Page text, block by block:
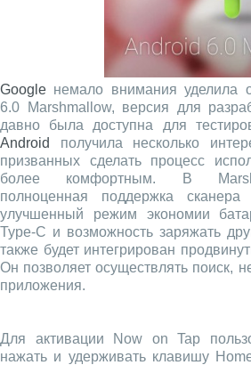
Google немало внимания уделила
6.0 Marshmallow, версия для
давно была доступна для
Android
получила несколько
призванных сделать процесс
более комфортным. В
полноценная поддержка сканера
улучшенный режим экономии
Type-C и возможность заряжать
также будет интегрирован
Он позволяет осуществлять поиск,
приложения.
Для активации Now on Tap
нажать и удерживать клавишу